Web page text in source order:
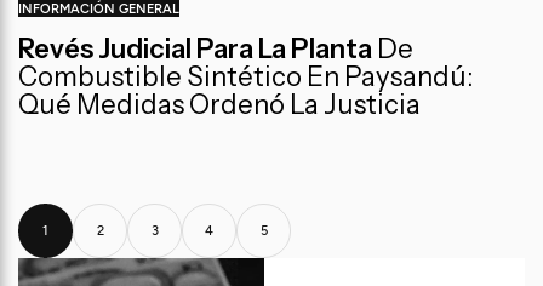
INFORMACIÓN GENERAL
Revés Judicial Para La Planta De
Combustible Sintético En Paysandú:
Qué Medidas Ordenó La Justicia
1 2 3 4 5